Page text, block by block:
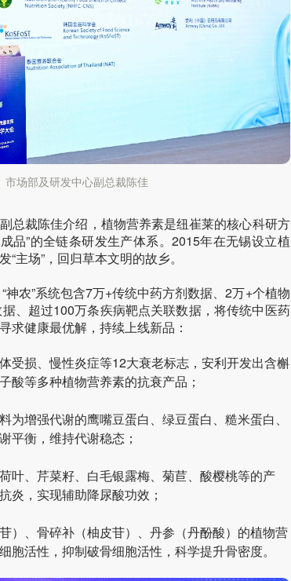
市场部及研发中心副总裁陈佳
总裁陈佳介绍，植物营养素是纽崔莱的核心科研方
品”的全链条研发生产体系。2015年在无锡设立植
主场”，回归草本文明的故乡。
农”系统包含7万+传统中药方剂数据、2万+个植物
、超过100万条疾病靶点关联数据，将传统中医药
求健康最优解，持续上线新品：
受损、慢性炎症等12大衰老标志，安利开发出含槲
酸等多种植物营养素的抗衰产品；
增强代谢的鹰嘴豆蛋白、绿豆蛋白、糙米蛋白、
平衡，维持代谢稳态；
叶、芹菜籽、白毛银露梅、菊苣、酸樱桃等的产
炎，实现辅助降尿酸功效；
）、骨碎补（柚皮苷）、丹参（丹酚酸）的植物营
胞活性，抑制破骨细胞活性，科学提升骨密度。